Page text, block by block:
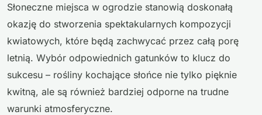
Słoneczne miejsca w ogrodzie stanowią doskonałą
okazję do stworzenia spektakularnych kompozycji
kwiatowych, które będą zachwycać przez całą porę
letnią. Wybór odpowiednich gatunków to klucz do
sukcesu – rośliny kochające słońce nie tylko pięknie
kwitną, ale są również bardziej odporne na trudne
warunki atmosferyczne.